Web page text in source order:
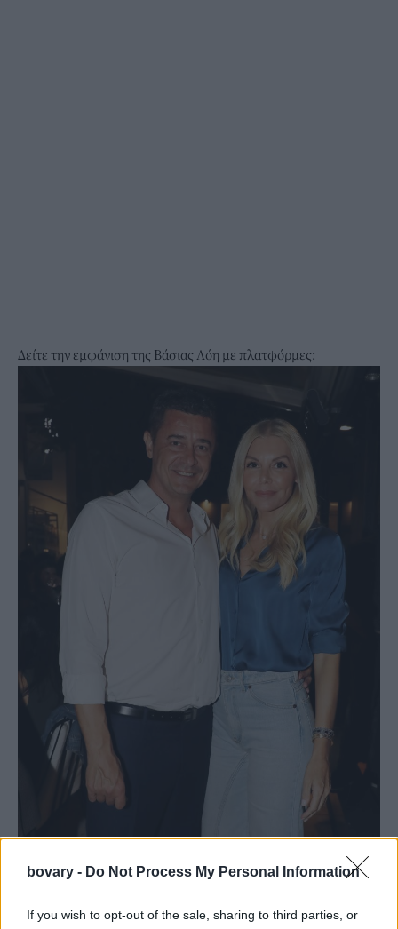
bovary - Do Not Process My Personal Information
If you wish to opt-out of the sale, sharing to third parties, or
Δείτε την εμφάνιση της Βάσιας Λόη με πλατφόρμες:
Αντώνης Σρόιτερ, Βάσια Λόη/ NDP Photo Agency